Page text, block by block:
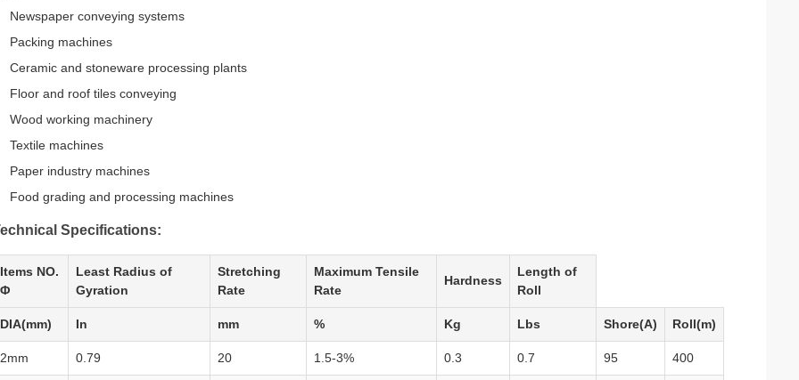
Newspaper conveying systems
Packing machines
Ceramic and stoneware processing plants
Floor and roof tiles conveying
Wood working machinery
Textile machines
Paper industry machines
Food grading and processing machines
Specifications:
Items NO.
Φ
Least Radius of
Gyration
Stretching
Rate
Maximum Tensile
Rate
Hardness
Length of
Roll
DIA(mm) In mm % Kg Lbs Shore(A) Roll(m)
2mm 0.79 20 1.5-3% 0.3 0.7 95 400